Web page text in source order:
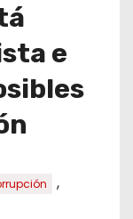
e
,